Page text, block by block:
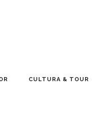
CULTURA & TOUR